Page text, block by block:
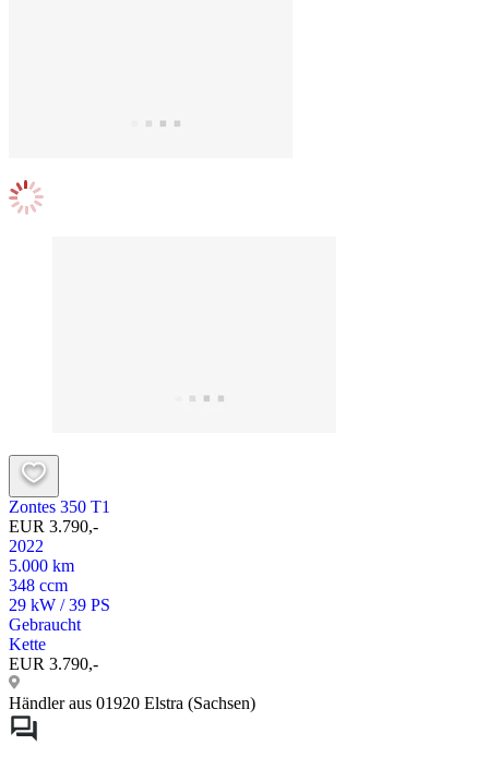
Zontes 350 T1
EUR 3.790,-
2022
5.000 km
348 ccm
29 kW / 39 PS
Gebraucht
Kette
EUR 3.790,-
Händler aus 01920 Elstra (Sachsen)